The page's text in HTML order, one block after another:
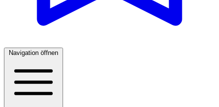
Navigation öffnen